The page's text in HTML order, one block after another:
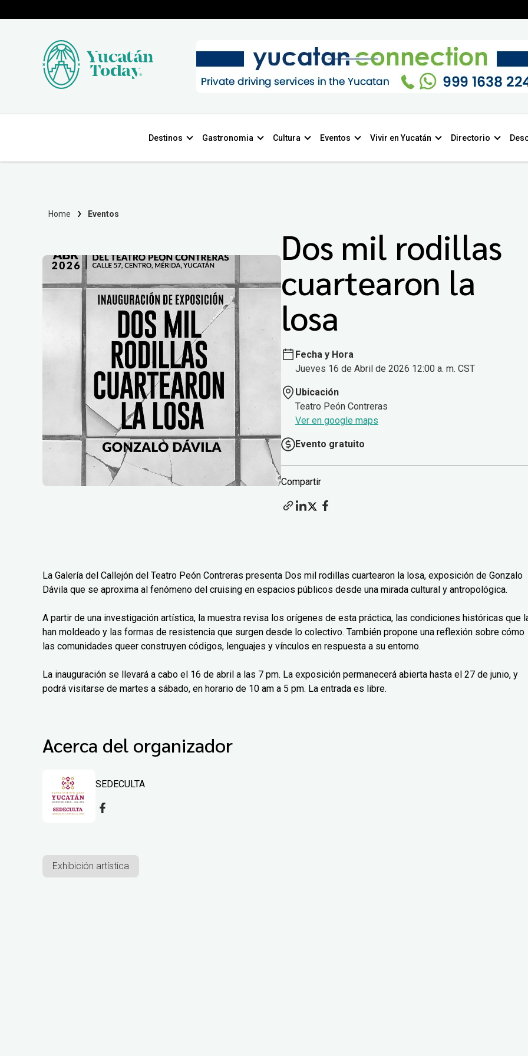
Destinos Gastronomia Cultura Eventos Vivir en Yucatán Directorio
Home Eventos
Dos mil rodillas
cuartearon la
losa
Fecha y Hora
Jueves 16 de Abril de 2026 12:00 a. m. CST
Ubicación
Teatro Peón Contreras
Ver en google maps
Evento gratuito
Compartir
La Galería del Callejón del Teatro Peón Contreras presenta Dos mil rodillas cuartearon la losa, exposición de Gonzalo
Dávila que se aproxima al fenómeno del cruising en espacios públicos desde una mirada cultural y antropológica.
A partir de una investigación artística, la muestra revisa los orígenes de esta práctica, las condiciones históricas que
han moldeado y las formas de resistencia que surgen desde lo colectivo. También propone una reflexión sobre cómo
las comunidades queer construyen códigos, lenguajes y vínculos en respuesta a su entorno.
La inauguración se llevará a cabo el 16 de abril a las 7 pm. La exposición permanecerá abierta hasta el 27 de junio, y
podrá visitarse de martes a sábado, en horario de 10 am a 5 pm. La entrada es libre.
Acerca del organizador
SEDECULTA
Exhibición artística